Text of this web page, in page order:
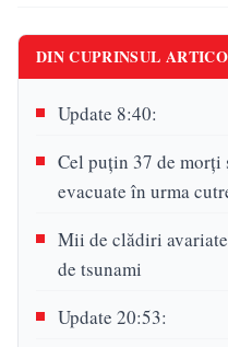
DIN CUPRINSUL
Update 8:40:
Cel puțin 37 de morți
evacuate în urma
Mii de clădiri
de tsunami
Update 20:53: